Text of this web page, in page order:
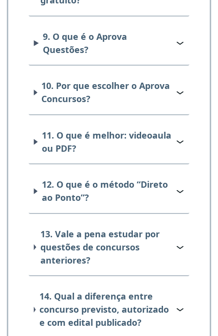
9. O que é o Aprova
Questões?
10. Por que escolher o Aprova
Concursos?
11. O que é melhor: videoaula
ou PDF?
12. O que é o método “Direto
ao Ponto”?
13. Vale a pena estudar por
questões de concursos
anteriores?
14. Qual a diferença entre
concurso previsto, autorizado
e com edital publicado?